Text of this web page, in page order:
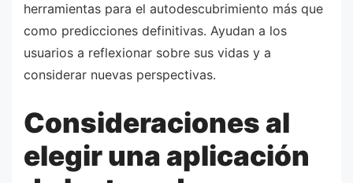
herramientas para el autodescubrimiento más que
como predicciones definitivas. Ayudan a los
usuarios a reflexionar sobre sus vidas y a
considerar nuevas perspectivas.
Consideraciones al
elegir una aplicación